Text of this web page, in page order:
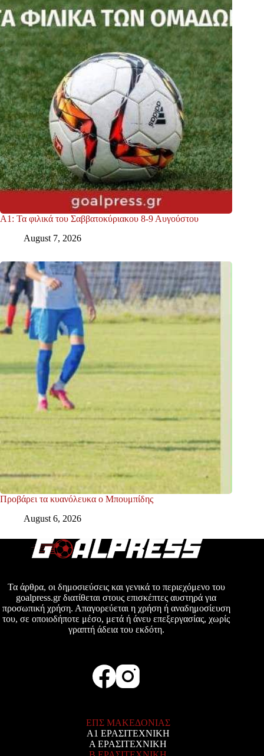
Α1: Τα φιλικά του Σαββατοκύριακου 8-9 Αυγούστου
August 7, 2026
Προβάρει τα κυανόλευκα ο Μπουμπίδης
August 6, 2026
Τα άρθρα, οι δημοσιεύσεις και γενικά το περιεχόμενο του
goalpress.gr διατίθεται στους επισκέπτες αυστηρά για
προσωπική χρήση. Απαγορεύεται η χρήση ή αναδημοσίευση
του, σε οποιοδήποτε μέσο, μετά ή άνευ επεξεργασίας, χωρίς
γραπτή άδεια του εκδότη.
ΕΠΣ ΜΑΚΕΔΟΝΙΑΣ
Α1 ΕΡΑΣΙΤΕΧΝΙΚΗ
Α ΕΡΑΣΙΤΕΧΝΙΚΗ